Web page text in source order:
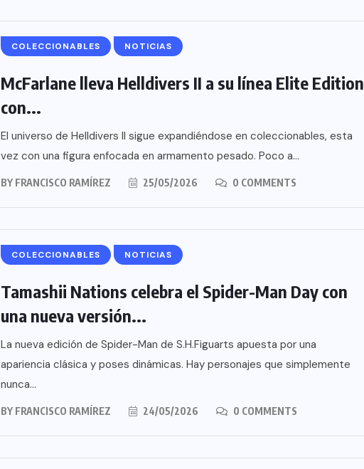
COLECCIONABLES NOTICIAS
McFarlane lleva Helldivers II a su línea Elite Edition
con...
El universo de Helldivers II sigue expandiéndose en coleccionables, esta
vez con una figura enfocada en armamento pesado. Poco a...
BY FRANCISCO RAMÍREZ 25/05/2026 0 COMMENTS
COLECCIONABLES NOTICIAS
Tamashii Nations celebra el Spider-Man Day con
una nueva versión...
La nueva edición de Spider-Man de S.H.Figuarts apuesta por una
apariencia clásica y poses dinámicas. Hay personajes que simplemente
nunca...
BY FRANCISCO RAMÍREZ 24/05/2026 0 COMMENTS